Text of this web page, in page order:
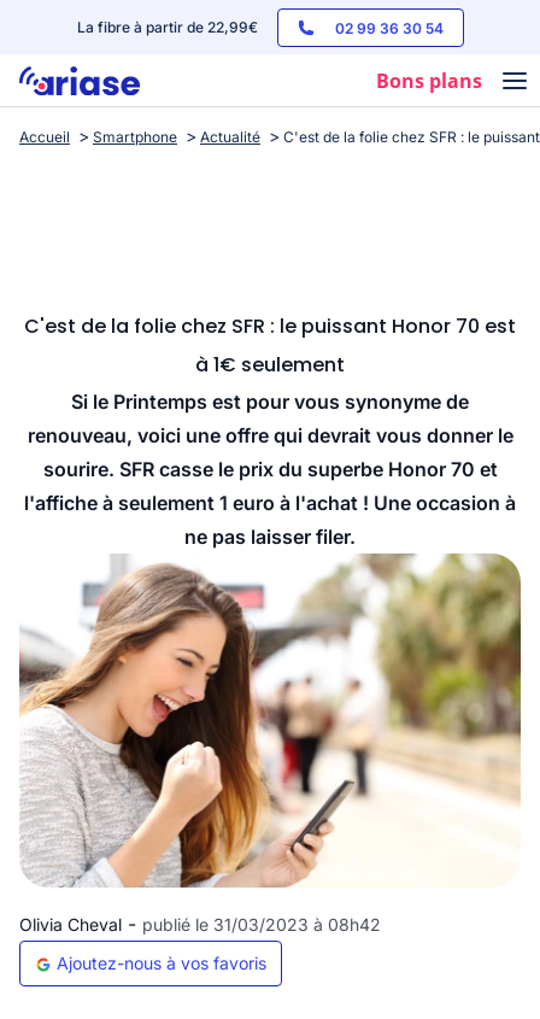
La fibre à partir de 22,99€ 02 99 36 30 54
Bons plans
Box internet
Streaming
Accueil Smartphone Actualité C'est de la folie chez SFR : le
C'est de la folie chez SFR : le puissant Honor 70 est
à 1€ seulement
Si le Printemps est pour vous synonyme de
renouveau, voici une offre qui devrait vous donner le
sourire. SFR casse le prix du superbe Honor 70 et
l'affiche à seulement 1 euro à l'achat ! Une occasion à
ne pas laisser filer.
Olivia Cheval - publié le 31/03/2023 à 08h42
Ajoutez-nous à vos favoris